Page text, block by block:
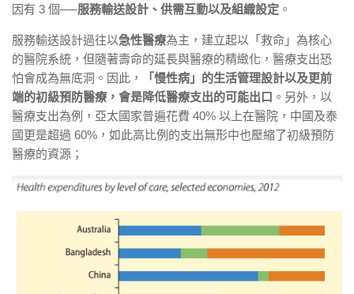
因有 3 個──服務輸送設計、供需互動以及組織設定 。
服務輸送設計過往以急性醫療為主，建立起以「救命」為核心
的醫院系統，但隨著壽命的延長與醫療的精緻化，醫療支出恐
怕會成為無底洞。因此，
「慢性病」的生活管理設計以及更前
端的初級預防醫療，會是降低醫療支出的可能出口 。另外，以
醫療支出為例，亞太國家普遍花費 40% 以上在醫院，中國及泰
國更是超過 60%，如此高比例的支出無形中也壓縮了初級預防
醫療的資源；